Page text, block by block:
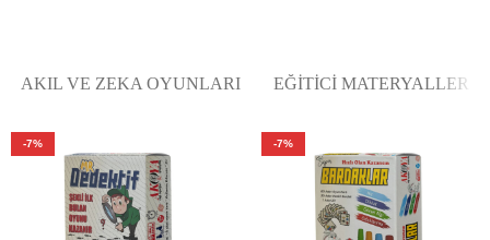
AKIL VE ZEKA OYUNLARI EĞITICI MATERYALLER
-7% -7%